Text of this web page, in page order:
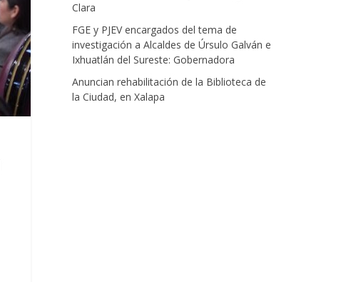
Clara
FGE y PJEV encargados del tema de
investigación a Alcaldes de Úrsulo Galván e
Ixhuatlán del Sureste: Gobernadora
Anuncian rehabilitación de la Biblioteca de
la Ciudad, en Xalapa